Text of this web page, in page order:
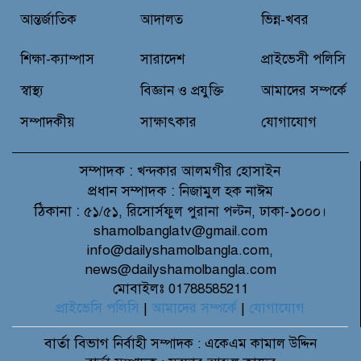
মাগুরায় জুলাই গণঅভ্যুত্থান দিবসে
প্রেসক্লাবে আলোচনা সভা ও দোয়া
মাহফিল অনুষ্ঠিত
আন্তর্জাতিক
আদালত
ভিন্ন-খবর
শিক্ষা-ক্যাম্পাস
স্বাস্থ্য
সম্পাদকীয়
সারাদেশ
বিজ্ঞান ও প্রযুক্তি
সাক্ষাৎকার
প্রাইভেসী পলিসি
আমাদের সম্পর্কে
যোগাযোগ
সম্পাদক : খন্দকার আলমগীর হোসাইন
প্রধান সম্পাদক : নিজামুল হক নাঈম
ঠিকানা : ৫১/৫১, রিসোর্সফুল পুরানা পল্টন, ঢাকা-১০০০।
shamolbanglatv@gmail.com
info@dailyshamolbangla.com,
news@dailyshamolbangla.com
মোবাইলঃ 01788585211
প্রাইভেসি পলিসি | আমাদের সম্পর্কে | যোগাযোগ
বার্তা বিভাগনির্বাহী সম্পাদক : একেএম কামাল উদ্দিন